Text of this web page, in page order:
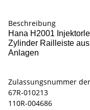
Beschreibung
Hana H2001
Zylinder Railleiste
Anlagen
Zulassungsnummer
67R-010213
110R-004686